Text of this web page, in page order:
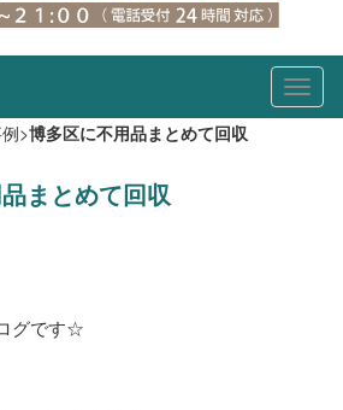
>博多区に不用品まとめて回収
まとめて回収
グです☆